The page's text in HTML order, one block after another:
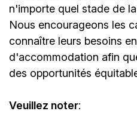
n'importe quel stade de
Nous encourageons les
connaître leurs besoins
d'accommodation afin
des opportunités
Veuillez noter: